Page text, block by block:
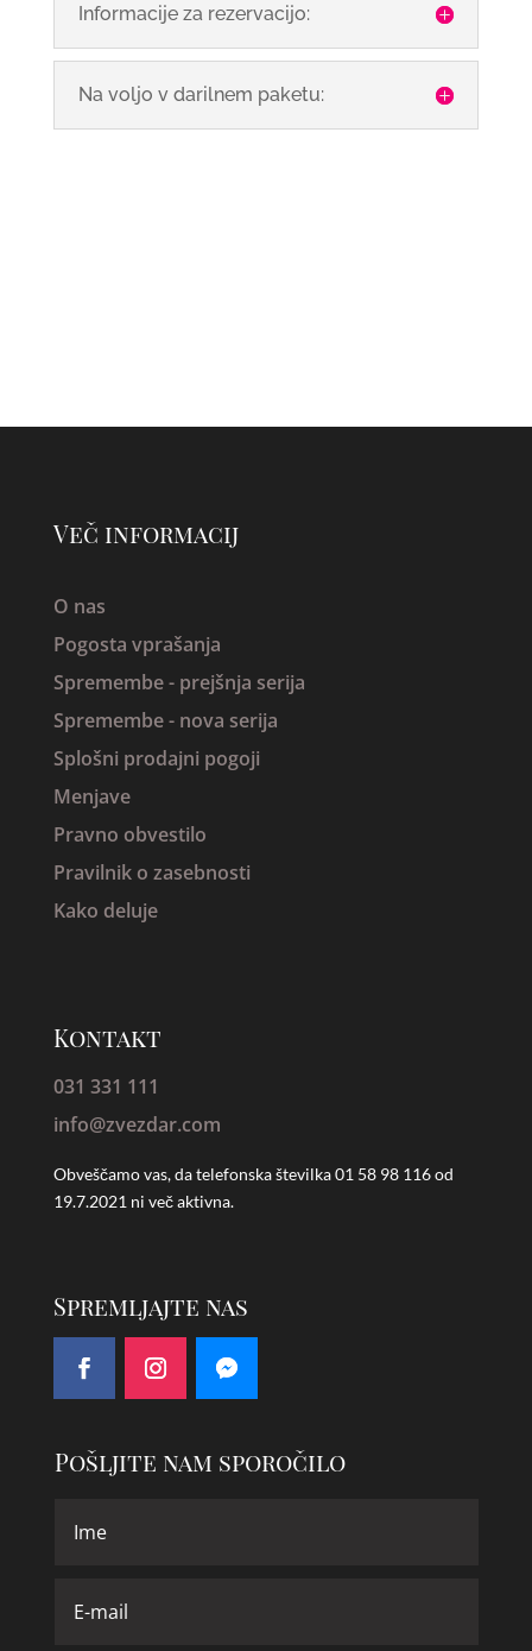
Informacije za rezervacijo:
Na voljo v darilnem paketu:
Več informacij
O nas
Pogosta vprašanja
Spremembe - prejšnja serija
Spremembe - nova serija
Splošni prodajni pogoji
Menjave
Pravno obvestilo
Pravilnik o zasebnosti
Kako deluje
Kontakt
031 331 111
info@zvezdar.com
Obveščamo vas, da telefonska številka01 58 98 116 od
19.7.2021 ni več aktivna.
Spremljajte nas
Pošljite nam sporočilo